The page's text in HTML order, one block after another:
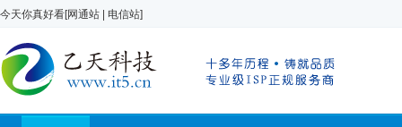
今天你真好看[网通站 电信站]